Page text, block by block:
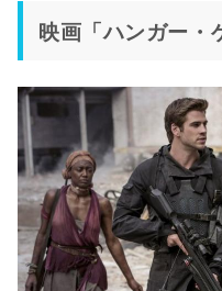
映画「ハンガー・